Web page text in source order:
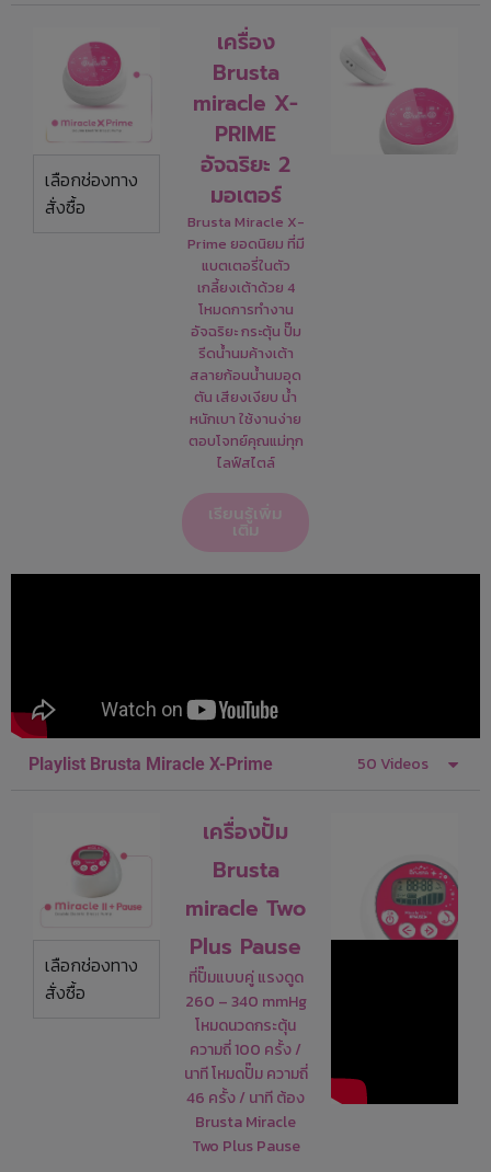
เลือกช่องทาง
สั่งซื้อ
เครื่อง
Brusta
miracle X-
PRIME
อัจฉริยะ 2
มอเตอร์
Brusta Miracle X-
Prime ยอดนิยม ที่มี
แบตเตอรี่ในตัว
เกลี้ยงเต้าด้วย 4
โหมดการทำงาน
อัจฉริยะ กระตุ้น ปั๊ม
รีดน้ำนมค้างเต้า
สลายก้อนน้ำนมอุด
ตัน เสียงเงียบ น้ำ
หนักเบา ใช้งานง่าย
ตอบโจทย์คุณแม่ทุก
ไลฟ์สไตล์
เรียนรู้เพิ่ม
เติม
Playlist Brusta Miracle X-Prime 50 Videos
เลือกช่องทาง
สั่งซื้อ
เครื่องปั้ม
Brusta
miracle Two
Plus Pause
ที่ปั๊มแบบคู่ แรงดูด
260 – 340 mmHg
โหมดนวดกระตุ้น
ความถี่ 100 ครั้ง /
นาที โหมดปั๊ม ความถี่
46 ครั้ง / นาที ต้อง
Brusta Miracle
Two Plus Pause